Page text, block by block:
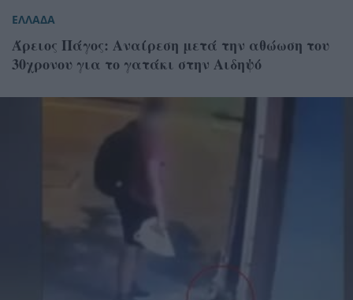
ΕΛΛΑΔΑ
Άρειος Πάγος: Αναίρεση μετά την αθώωση του
30χρονου για το γατάκι στην Αιδηψό